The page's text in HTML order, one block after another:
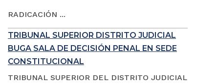
RADICACIÓN ...
TRIBUNAL SUPERIOR DISTRITO JUDICIAL
BUGA SALA DE DECISIÓN PENAL EN SEDE
CONSTITUCIONAL
TRIBUNAL SUPERIOR DEL DISTRITO JUDICIAL